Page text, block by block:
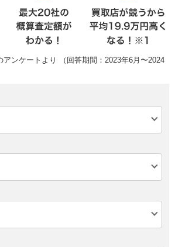
ンケートより （回答期間：2023年6月〜2024